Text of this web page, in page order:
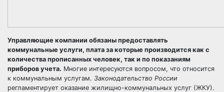
Управляющие компании обязаны предоставлять
коммунальные услуги, плата за которые производится как с
количества прописанных человек, так и по показаниям
приборов учета. Многие интересуются вопросом, что относится
к коммунальным услугам. Законодательство России
регламентирует оказание жилищно-коммунальных услуг (ЖКУ).